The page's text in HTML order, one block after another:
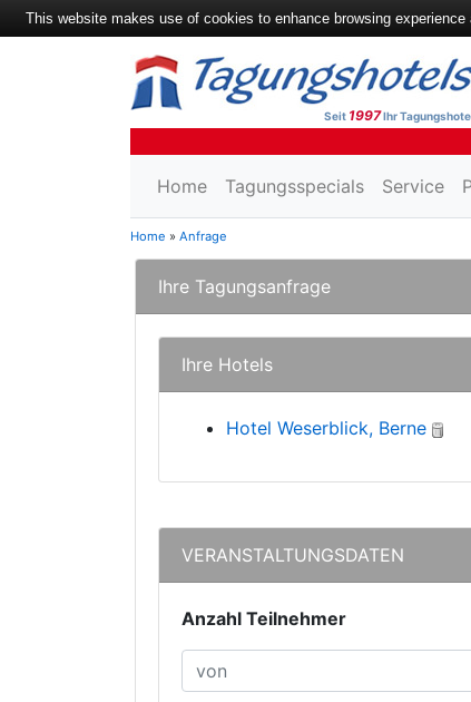
Seit 1997Ihr
Home Tagungsspecials Service
Home » Anfrage
Ihre Tagungsanfrage
Ihre Hotels
Hotel Weserblick, Berne
VERANSTALTUNGSDATEN
Anzahl Teilnehmer
This website makes use of cookies to enhance browsing